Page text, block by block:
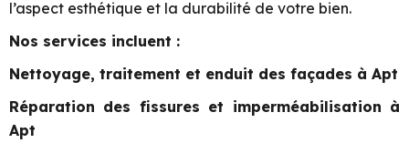
l’aspect esthétique et la durabilité de votre bien.
Nos services incluent :
Nettoyage, traitement et enduit des façades à Apt
Réparation des fissures et imperméabilisation à
Apt